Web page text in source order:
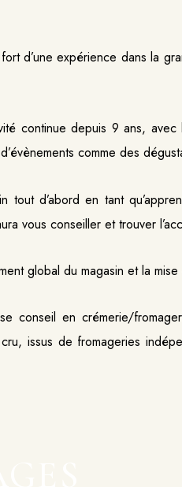
d’une expérience dans la
continue depuis 9 ans,
comme des
tout d’abord en tant
vous conseiller et trouver
global du magasin et la
conseil en crémerie/
issus de fromageries